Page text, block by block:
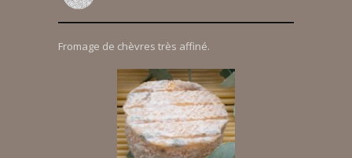
Fromage de chèvres très affiné.